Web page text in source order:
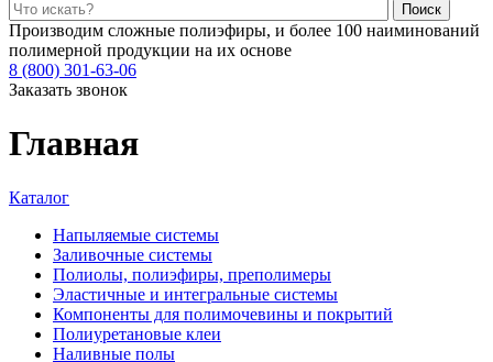
Поиск
Производим сложные полиэфиры, и более 100 наиминований
полимерной продукции на их основе
8 (800) 301-63-06
Заказать звонок
Главная
Каталог
Напыляемые системы
Заливочные системы
Полиолы, полиэфиры, преполимеры
Эластичные и интегральные системы
Компоненты для полимочевины и покрытий
Полиуретановые клеи
Наливные полы